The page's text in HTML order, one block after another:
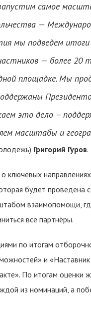
самое
—
мы подведем
— более 20
площадке. Мы
это дело –
масштабы и
Григорий Гуров.
направлениях
будет проведена
взаимопомощи,
все партнёры.
по итогам
и
По итогам оценки
из номинаций, а